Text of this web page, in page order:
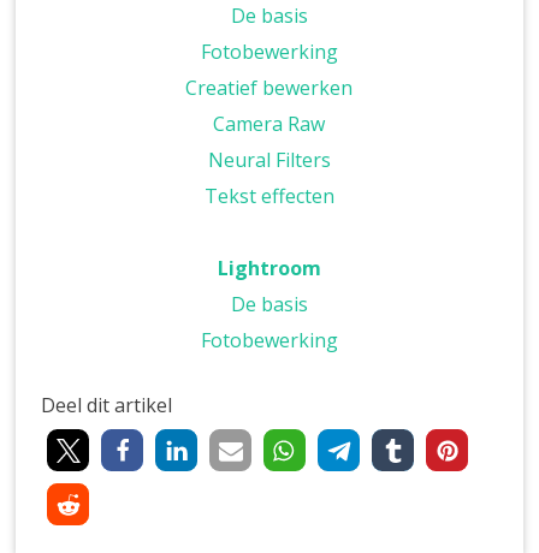
De basis
Fotobewerking
Creatief bewerken
Camera Raw
Neural Filters
Tekst effecten
Lightroom
De basis
Fotobewerking
Deel dit artikel